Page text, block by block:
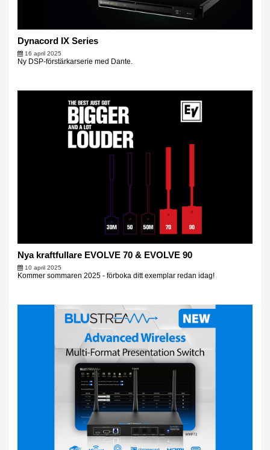
Dynacord IX Series
16 april 2025
Ny DSP-förstärkarserie med Dante.
Nya kraftfullare EVOLVE 70 & EVOLVE 90
10 april 2025
Kommer sommaren 2025 - förboka ditt exemplar redan idag!